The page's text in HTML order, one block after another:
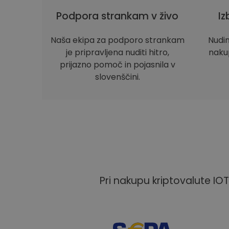
Podpora strankam v živo
Naša ekipa za podporo strankam
je pripravljena nuditi hitro,
prijazno pomoč in pojasnila v
slovenščini.
Pri nakupu kriptovalute